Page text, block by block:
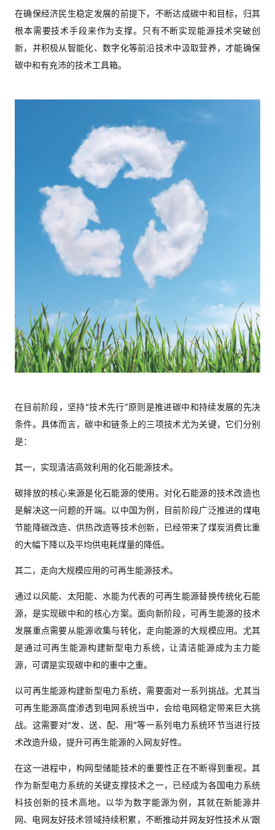
在确保经济民生稳定发展的前提下，不断达成碳中和目标，归其
根本需要技术手段来作为支撑。只有不断实现能源技术突破创
新，并积极从智能化、数字化等前沿技术中汲取营养，才能确保
碳中和有充沛的技术工具箱。
在目前阶段，坚持“技术先行”原则是推进碳中和持续发展的先决
条件。具体而言，碳中和链条上的三项技术尤为关键，它们分别
是：
其一，实现清洁高效利用的化石能源技术。
碳排放的核心来源是化石能源的使用。对化石能源的技术改造也
是解决这一问题的开端。以中国为例，目前阶段广泛推进的煤电
节能降碳改造、供热改造等技术创新，已经带来了煤炭消费比重
的大幅下降以及平均供电耗煤量的降低。
其二，走向大规模应用的可再生能源技术。
通过以风能、太阳能、水能为代表的可再生能源替换传统化石能
源，是实现碳中和的核心方案。面向新阶段，可再生能源的技术
发展重点需要从能源收集与转化，走向能源的大规模应用。尤其
是通过可再生能源构建新型电力系统，让清洁能源成为主力能
源，可谓是实现碳中和的重中之重。
以可再生能源构建新型电力系统，需要面对一系列挑战。尤其当
可再生能源高度渗透到电网系统当中，会给电网稳定带来巨大挑
战。这需要对“发、送、配、用”等一系列电力系统环节当进行技
术改造升级，提升可再生能源的入网友好性。
在这一进程中，构网型储能技术的重要性正在不断得到重视。其
作为新型电力系统的关键支撑技术之一，已经成为各国电力系统
科技创新的技术高地。以华为数字能源为例，其就在新能源并
网、电网友好技术领域持续积累，不断推动并网友好性技术从‘跟